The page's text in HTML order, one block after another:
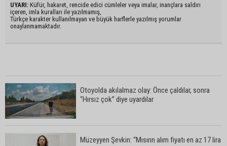
UYARI: Küfür, hakaret, rencide edici cümleler veya imalar, inançlara saldırı
içeren, imla kuralları ile yazılmamış,
Türkçe karakter kullanılmayan ve büyük harflerle yazılmış yorumlar
onaylanmamaktadır.
Otoyolda akılalmaz olay: Önce çaldılar, sonra
“Hırsız çok” diye uyardılar
Müzeyyen Şevkin: “Mısırın alım fiyatı en az 17 lira